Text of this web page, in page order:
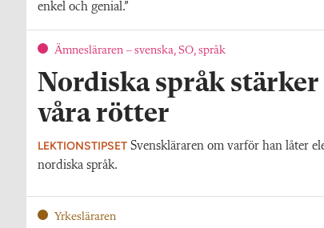
enkel och genial.”
Ämnesläraren – svenska, SO, språk
Nordiska språk
våra rötter
LEKTIONSTIPSET Svenskläraren om varför han låter
nordiska språk.
Yrkesläraren